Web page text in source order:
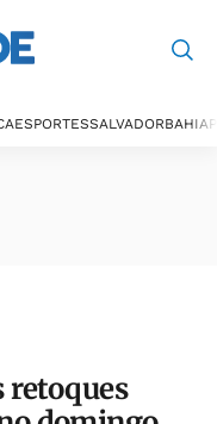
ESPORTESSALVADORBAHIA